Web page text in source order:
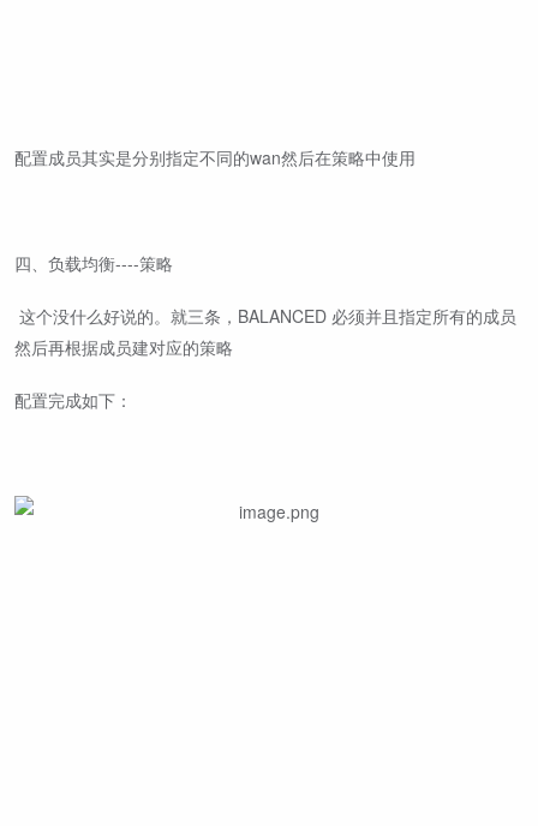
配置成员其实是分别指定不同的wan然后在策略中使用
四、负载均衡----策略
这个没什么好说的。就三条，BALANCED 必须并且指定所有的成员
然后再根据成员建对应的策略
配置完成如下：